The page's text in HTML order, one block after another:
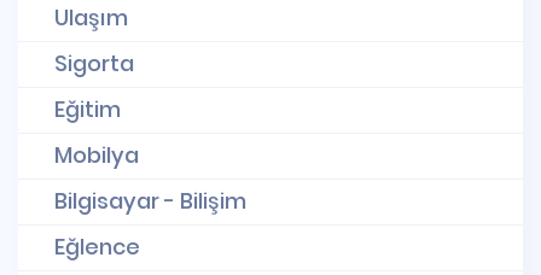
Ulaşım
Sigorta
Eğitim
Mobilya
Bilgisayar - Bilişim
Eğlence